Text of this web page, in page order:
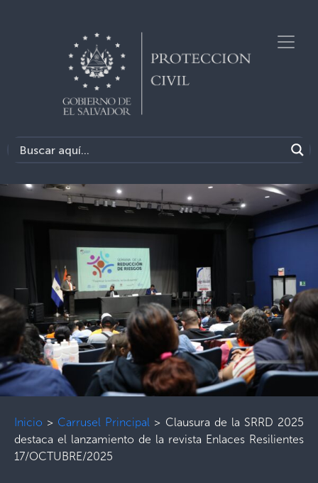
Inicio > Carrusel Principal > Clausura de la SRRD 2025
destaca el lanzamiento de la revista Enlaces Resilientes
17/OCTUBRE/2025